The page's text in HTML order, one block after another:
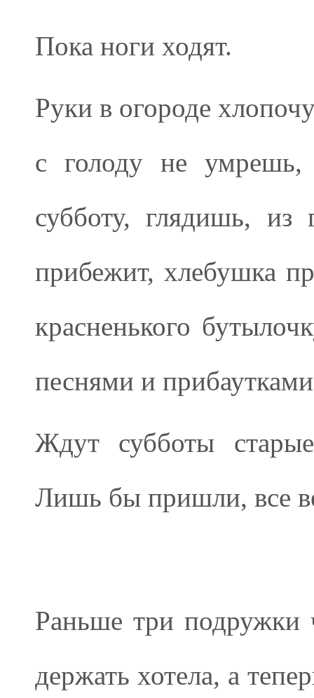
Пока ноги ходят.
Руки в огороде
с голоду не
субботу, глядишь, из
прибежит, хлебушка
красненького
песнями и
Ждут субботы
Лишь бы пришли, все
Раньше три подружки
держать хотела, а